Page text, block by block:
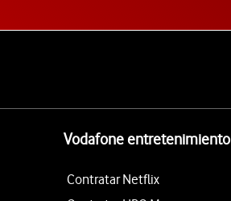
Vodafone entretenimiento
Contratar Netflix